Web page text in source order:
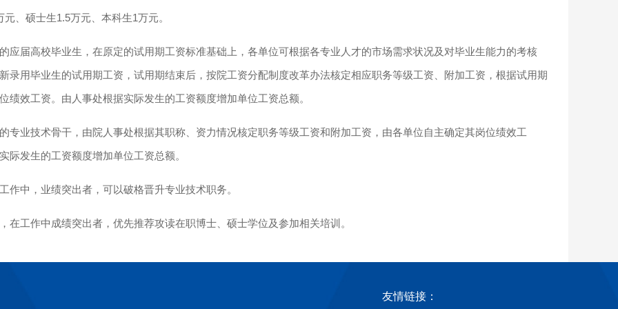
、硕士生1.5万元、本科生1万元。
应届高校毕业生，在原定的试用期工资标准基础上，各单位可根据各专业人才的市场需求状况及对毕业生能力的考核
录用毕业生的试用期工资，试用期结束后，按院工资分配制度改革办法核定相应职务等级工资、附加工资，根据试用期
绩效工资。由人事处根据实际发生的工资额度增加单位工资总额。
专业技术骨干，由院人事处根据其职称、资力情况核定职务等级工资和附加工资，由各单位自主确定其岗位绩效工
际发生的工资额度增加单位工资总额。
作中，业绩突出者，可以破格晋升专业技术职务。
在工作中成绩突出者，优先推荐攻读在职博士、硕士学位及参加相关培训。
友情链接：